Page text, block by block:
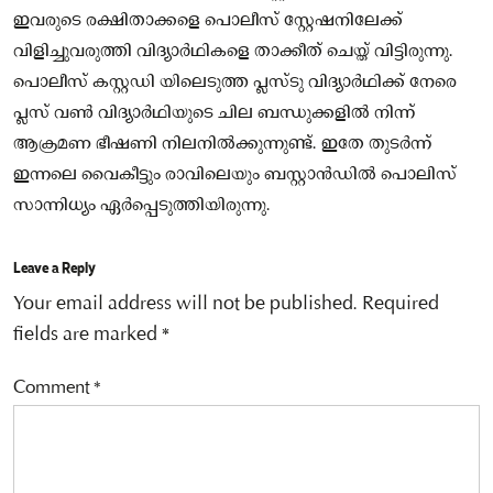
ഇവരുടെ രക്ഷിതാക്കളെ പൊലീസ് സ്റ്റേഷനിലേക്ക്
വിളിച്ചുവരുത്തി വിദ്യാർഥികളെ താക്കീത് ചെയ്ത് വിട്ടിരുന്നു.
പൊലീസ് കസ്റ്റഡി യിലെടുത്ത പ്ലസ്ടു വിദ്യാർഥിക്ക് നേരെ
പ്ലസ് വൺ വിദ്യാർഥിയുടെ ചില ബന്ധുക്കളിൽ നിന്ന്
ആക്രമണ ഭീഷണി നിലനിൽക്കുന്നുണ്ട്. ഇതേ തുടർന്ന്
ഇന്നലെ വൈകീട്ടും രാവിലെയും ബസ്റ്റാൻഡിൽ പൊലിസ്
സാന്നിധ്യം ഏർപ്പെടുത്തിയിരുന്നു.
Leave a Reply
Your email address will not be published. Required
fields are marked *
Comment*